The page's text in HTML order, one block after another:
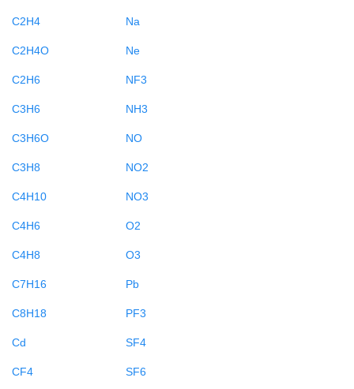
C2H4
C2H4O
C2H6
C3H6
C3H6O
C3H8
C4H10
C4H6
C4H8
C7H16
C8H18
Cd
CF4
Na
Ne
NF3
NH3
NO
NO2
NO3
O2
O3
Pb
PF3
SF4
SF6